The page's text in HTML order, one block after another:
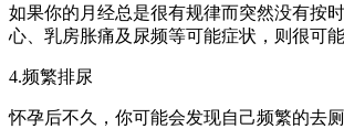
如果你的月经总是很有规律而突然没有按
心、乳房胀痛及尿频等可能症状，则很可
4.频繁排尿
怀孕后不久，你可能会发现自己频繁的去